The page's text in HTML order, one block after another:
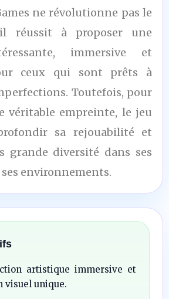
ne révolutionne pas le
réussit à proposer une
immersive et
ceux qui sont prêts à
Toutefois, pour
véritable empreinte, le jeu
sa rejouabilité et
grande diversité dans ses
environnements.
artistique immersive et
visuel unique.